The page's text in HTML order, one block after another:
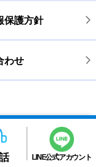
LINE公式アカウント
保護方針
わせ